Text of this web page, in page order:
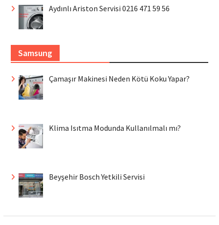
Aydınlı Ariston Servisi 0216 471 59 56
Samsung
Çamaşır Makinesi Neden Kötü Koku Yapar?
Klima Isıtma Modunda Kullanılmalı mı?
Beyşehir Bosch Yetkili Servisi